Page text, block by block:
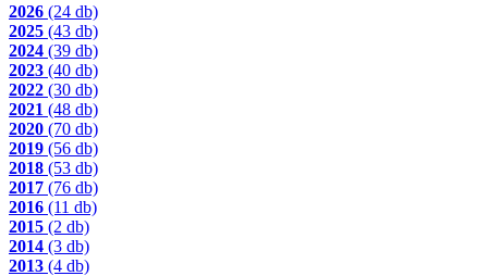
2026 (24 db)
2025 (43 db)
2024 (39 db)
2023 (40 db)
2022 (30 db)
2021 (48 db)
2020 (70 db)
2019 (56 db)
2018 (53 db)
2017 (76 db)
2016 (11 db)
2015 (2 db)
2014 (3 db)
2013 (4 db)